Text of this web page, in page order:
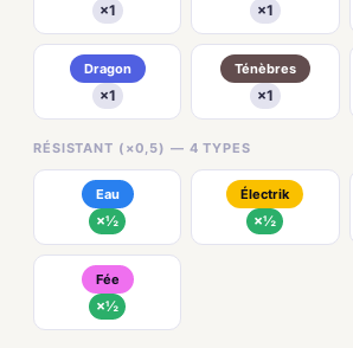
×1 ×1
Dragon
×1
Ténèbres
×1
RÉSISTANT (×0,5) — 4 TYPES
Eau
×½
Électrik
×½
Fée
×½